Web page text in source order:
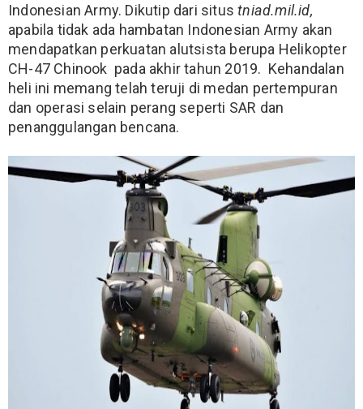
Indonesian Army. Dikutip dari situstniad.mil.id,
apabila tidak ada hambatan Indonesian Army akan
mendapatkan perkuatan alutsista berupa Helikopter
CH-47 Chinook pada akhir tahun 2019. Kehandalan
heli ini memang telah teruji di medan pertempuran
dan operasi selain perang seperti SAR dan
penanggulangan bencana.